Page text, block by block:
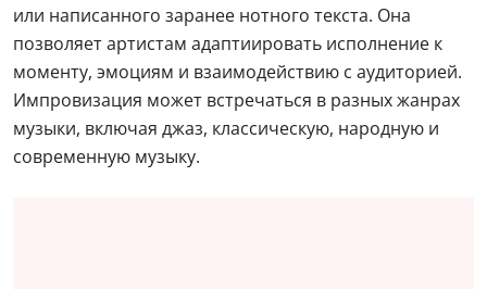
или написанного заранее нотного текста. Она
позволяет артистам адаптиировать исполнение к
моменту, эмоциям и взаимодействию с аудиторией.
Импровизация может встречаться в разных жанрах
музыки, включая джаз, классическую, народную и
современную музыку.